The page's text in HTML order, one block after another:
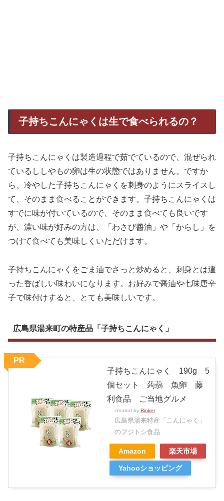
子持ちこんにゃくは生で食べられるの？
子持ちこんにゃくは製造過程で茹でているので、混ぜられ
ているししやもの卵は生の状態ではありません。ですか
ら、冷やした子持ちこんにゃくを刺身のようにスライスし
て、そのまま食べることができます。子持ちこんにゃくは
すでに味が付いているので、そのまま食べても良いです
が、濃い味が好みの方は、「わさび醬油」や「からし」を
つけて食べても美味しくいただけます。
子持ちこんにゃくをごま油でさっと炒めると、刺身とは違
った香ばしい味わいになります。お好みで醤油や七味唐辛
子で味付けすると、とても美味しいです。
広島県湯来町の特産品「子持ちこんにゃく」
子持ちこんにゃく 190g 5
個セット 蒟蒻 魚卵 藤
利食品 ご当地グルメ
created by Rinker
広島県湯来特産「こんにゃく」
のフジトシ食品
Amazon 楽天市場
Yahooショッピング
PR